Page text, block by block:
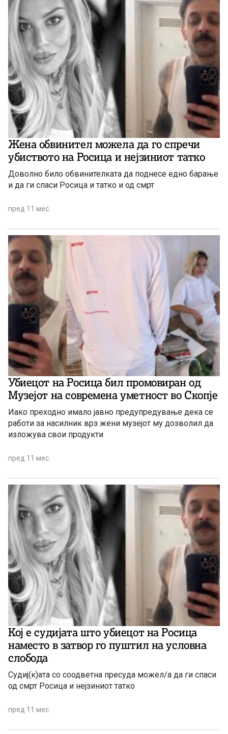
Жена обвинител можела да го спречи
убиството на Росица и нејзиниот татко
Доволно било обвинителката да поднесе едно барање
и да ги спаси Росица и татко и од смрт
пред 11 мес.
Убиецот на Росица бил промовиран од
Музејот на современа уметност во Скопје
Иако преходно имало јавно предупредување дека се
работи за насилник врз жени музејот му дозволил да
изложува свои продукти
пред 11 мес.
Кој е судијата што убиецот на Росица
наместо в затвор го пуштил на условна
слобода
Судиј(к)ата со соодветна пресуда можел/а да ги спаси
од смрт Росица и нејзиниот татко
пред 11 мес.